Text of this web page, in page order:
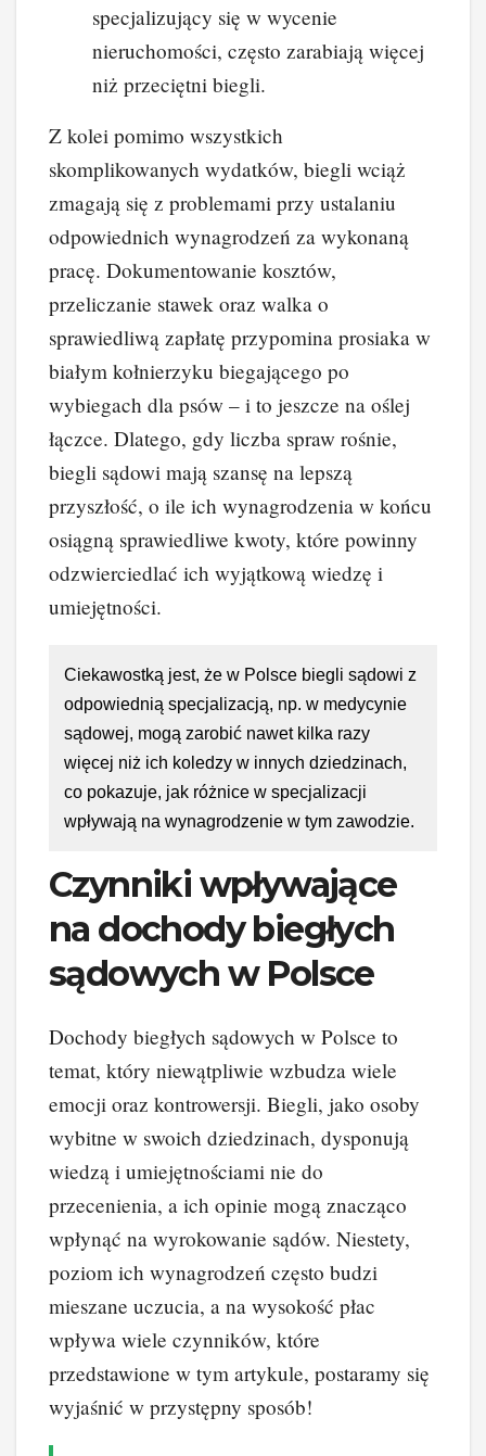
specjalizujący się w wycenie
nieruchomości, często zarabiają więcej
niż przeciętni biegli.
Z kolei pomimo wszystkich
skomplikowanych wydatków, biegli wciąż
zmagają się z problemami przy ustalaniu
odpowiednich wynagrodzeń za wykonaną
pracę. Dokumentowanie kosztów,
przeliczanie stawek oraz walka o
sprawiedliwą zapłatę przypomina prosiaka w
białym kołnierzyku biegającego po
wybiegach dla psów – i to jeszcze na oślej
łączce. Dlatego, gdy liczba spraw rośnie,
biegli sądowi mają szansę na lepszą
przyszłość, o ile ich wynagrodzenia w końcu
osiągną sprawiedliwe kwoty, które powinny
odzwierciedlać ich wyjątkową wiedzę i
umiejętności.
Ciekawostką jest, że w Polsce biegli sądowi z
odpowiednią specjalizacją, np. w medycynie
sądowej, mogą zarobić nawet kilka razy
więcej niż ich koledzy w innych dziedzinach,
co pokazuje, jak różnice w specjalizacji
wpływają na wynagrodzenie w tym zawodzie.
Czynniki wpływające
na dochody biegłych
sądowych w Polsce
Dochody biegłych sądowych w Polsce to
temat, który niewątpliwie wzbudza wiele
emocji oraz kontrowersji. Biegli, jako osoby
wybitne w swoich dziedzinach, dysponują
wiedzą i umiejętnościami nie do
przecenienia, a ich opinie mogą znacząco
wpłynąć na wyrokowanie sądów. Niestety,
poziom ich wynagrodzeń często budzi
mieszane uczucia, a na wysokość płac
wpływa wiele czynników, które
przedstawione w tym artykule, postaramy się
wyjaśnić w przystępny sposób!